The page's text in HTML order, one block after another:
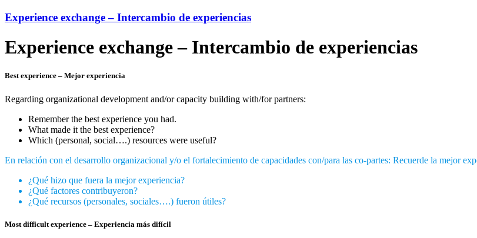
Experience exchange – Intercambio de experiencias
Experience exchange – Intercambio de experiencias
Best experience – Mejor experiencia
Regarding organizational development and/or capacity building with/for partners:
Remember the best experience you had.
What made it the best experience?
Which (personal, social….) resources were useful?
En relación con el desarrollo organizacional y/o el fortalecimiento de capacidades con/para las co-partes: Recuerde la mejor
¿Qué hizo que fuera la mejor experiencia?
¿Qué factores contribuyeron?
¿Qué recursos (personales, sociales….) fueron útiles?
Most difficult experience – Experiencia más difícil